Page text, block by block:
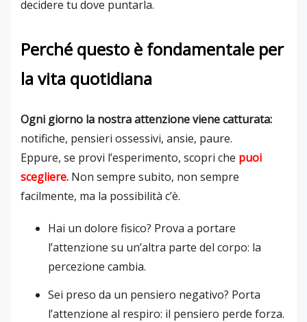
decidere tu dove puntarla.
Perché questo è fondamentale per
la vita quotidiana
Ogni giorno la nostra attenzione viene catturata:
notifiche, pensieri ossessivi, ansie, paure.
Eppure, se provi l’esperimento, scopri che puoi
scegliere. Non sempre subito, non sempre
facilmente, ma la possibilità c’è.
Hai un dolore fisico? Prova a portare
l’attenzione su un’altra parte del corpo: la
percezione cambia.
Sei preso da un pensiero negativo? Porta
l’attenzione al respiro: il pensiero perde forza.